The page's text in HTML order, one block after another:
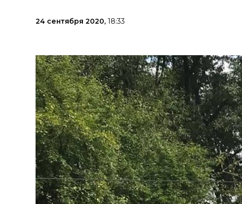
24 сентября 2020, 18:33